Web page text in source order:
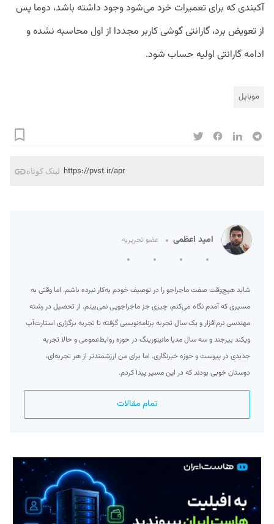
آکبندی که برای تعمیرات خرد می‌شود وجود داشته باشد، دوما پس
از تعویض برد، گارانتی گوشی کاربر مجددا از اول محاسبه نشده و
ادامه گارانتی اولیه حساب شود.
موبایل
لینک کوتاه https://pvst.ir/apr
امید اعظمی عضو تحریریه
شاید هیچ‌وقت صفت ماجراجو را در توصیف خودم به‌کار نبرده‌ باشم. اما وقتی به
مسیری که آمدم نگاه می‌کنم، چیزی جز ماجراجویی نمی‌بینم. از تحصیل در رشته
مهندسی نرم‌افزار و یک سال تجربه برنامه‌نویسی گرفته تا تجربه برگزاری استارت‌آپ
ویکند بیرجند و سه سال مدیا مانیتورینگ در حوزه روابط‌عمومی و حالا تجربه
جدیدی در پیوست و حوزه خبرنگاری. اما برای من ارزشمند‌تر از هر تجربه‌ای،
دوستان خوبی بودند که در این مسیر پیدا کردم.
تمام مقالات